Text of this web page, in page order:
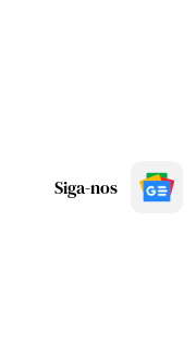
Siga-nos